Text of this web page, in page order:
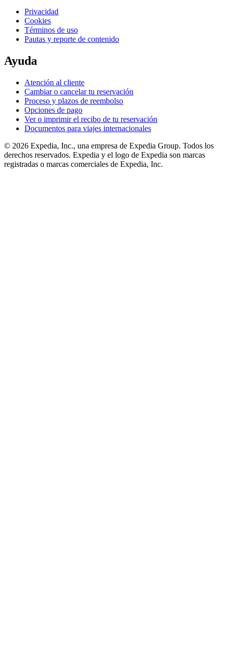
Privacidad
Cookies
Términos de uso
Pautas y reporte de contenido
Ayuda
Atención al cliente
Cambiar o cancelar tu reservación
Proceso y plazos de reembolso
Opciones de pago
Ver o imprimir el recibo de tu reservación
Documentos para viajes internacionales
© 2026 Expedia, Inc., una empresa de Expedia Group. Todos los
derechos reservados. Expedia y el logo de Expedia son marcas
registradas o marcas comerciales de Expedia, Inc.